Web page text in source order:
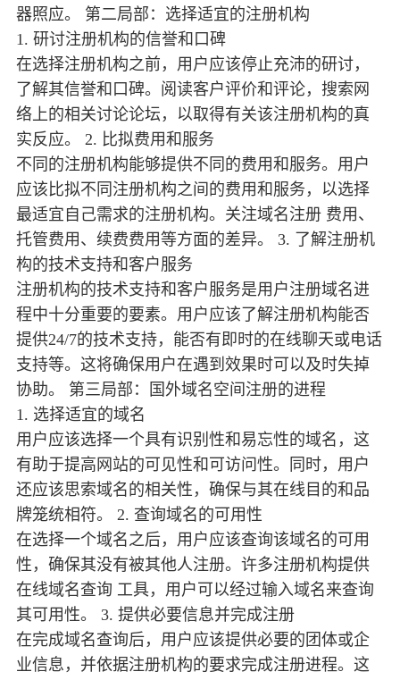
器照应。 第二局部：选择适宜的注册机构
1. 研讨注册机构的信誉和口碑
在选择注册机构之前，用户应该停止充沛的研讨，
了解其信誉和口碑。阅读客户评价和评论，搜索网
络上的相关讨论论坛，以取得有关该注册机构的真
实反应。 2. 比拟费用和服务
不同的注册机构能够提供不同的费用和服务。用户
应该比拟不同注册机构之间的费用和服务，以选择
最适宜自己需求的注册机构。关注域名注册 费用、
托管费用、续费费用等方面的差异。 3. 了解注册机
构的技术支持和客户服务
注册机构的技术支持和客户服务是用户注册域名进
程中十分重要的要素。用户应该了解注册机构能否
提供24/7的技术支持，能否有即时的在线聊天或电话
支持等。这将确保用户在遇到效果时可以及时失掉
协助。 第三局部：国外域名空间注册的进程
1. 选择适宜的域名
用户应该选择一个具有识别性和易忘性的域名，这
有助于提高网站的可见性和可访问性。同时，用户
还应该思索域名的相关性，确保与其在线目的和品
牌笼统相符。 2. 查询域名的可用性
在选择一个域名之后，用户应该查询该域名的可用
性，确保其没有被其他人注册。许多注册机构提供
在线域名查询 工具，用户可以经过输入域名来查询
其可用性。 3. 提供必要信息并完成注册
在完成域名查询后，用户应该提供必要的团体或企
业信息，并依据注册机构的要求完成注册进程。这